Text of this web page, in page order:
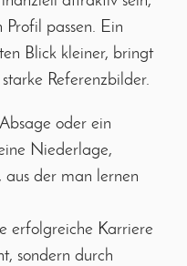
passen. Ein
Blick kleiner, bringt
Referenzbilder.
oder ein
Niederlage,
aus der man lernen
erfolgreiche Karriere
sondern durch